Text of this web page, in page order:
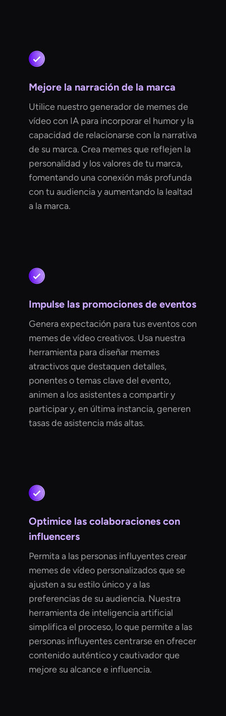
Mejore la narración de la marca
Utilice nuestro generador de memes de
vídeo con IA para incorporar el humor y la
capacidad de relacionarse con la narrativa
de su marca. Crea memes que reflejen la
personalidad y los valores de tu marca,
fomentando una conexión más profunda
con tu audiencia y aumentando la lealtad
a la marca.
Impulse las promociones de eventos
Genera expectación para tus eventos con
memes de vídeo creativos. Usa nuestra
herramienta para diseñar memes
atractivos que destaquen detalles,
ponentes o temas clave del evento,
animen a los asistentes a compartir y
participar y, en última instancia, generen
tasas de asistencia más altas.
Optimice las colaboraciones con
influencers
Permita a las personas influyentes crear
memes de vídeo personalizados que se
ajusten a su estilo único y a las
preferencias de su audiencia. Nuestra
herramienta de inteligencia artificial
simplifica el proceso, lo que permite a las
personas influyentes centrarse en ofrecer
contenido auténtico y cautivador que
mejore su alcance e influencia.